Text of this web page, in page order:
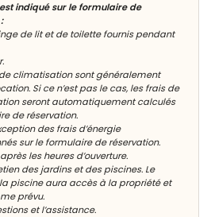
indiqué sur le formulaire de
de lit et de toilette fournis pendant
climatisation sont généralement
Si ce n’est pas le cas, les frais de
seront automatiquement calculés
de réservation.
des frais d’énergie
sur le formulaire de réservation.
les heures d’ouverture.
des jardins et des piscines. Le
piscine aura accès à la propriété et
prévu.
et l’assistance.